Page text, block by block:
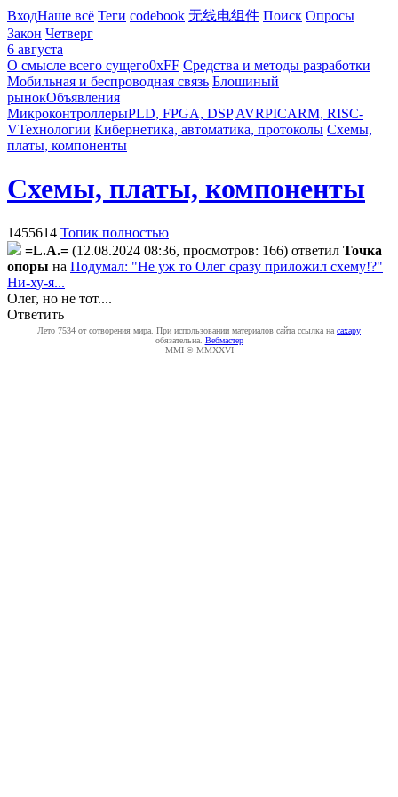
ВходНаше всё Теги codebook 无线电组件 Поиск Опросы
Закон Четверг
6 августа
О смысле всего сущего0xFF Средства и методы разработки
Мобильная и беспроводная связь Блошиный
рынокОбъявления
МикроконтроллерыPLD, FPGA, DSP AVRPICARM, RISC-
VТехнологии Кибернетика, автоматика, протоколы Схемы,
платы, компоненты
Схемы, платы, компоненты
1455614 Топик полностью
=L.A.= (12.08.2024 08:36, просмотров: 166) ответил Toчкa
oпopы на Подумал: "Не уж то Олег сразу приложил схему!?"
Ни-ху-я...
Олег, но не тот....
Ответить
Лето 7534 от сотворения мира. При использовании материалов сайта ссылка на caxapу
обязательна. Вебмастер
MMI © MMXXVI